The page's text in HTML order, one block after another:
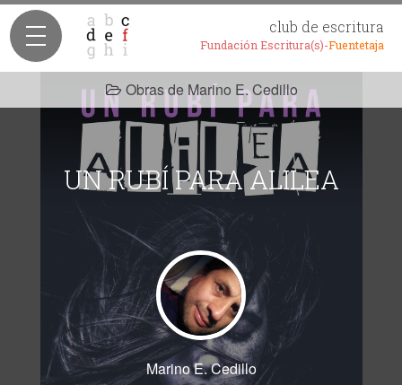
club de escritura
Fundación Escritura(s)-Fuentetaja
Obras de Marino E. Cedillo
UN RUBÍ PARA ALILEA
Marino E. Cedillo